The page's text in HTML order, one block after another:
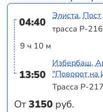
04:40
9 ч 10 м
13:50
От3150 руб.
Элиста,
трасса Р-
Избербаш,
"Поворот на
Трасса Р-